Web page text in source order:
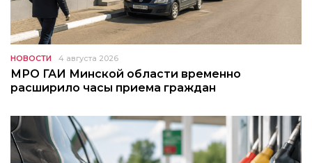
НОВОСТИ 4 августа 2026
МРО ГАИ Минской области временно
расширило часы приема граждан